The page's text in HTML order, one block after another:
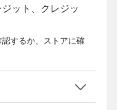
ット、クレジッ
するか、ストアに確